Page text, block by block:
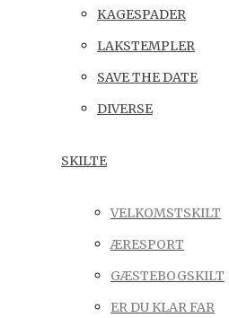
KAGESPADER
LAKSTEMPLER
SAVE THE DATE
DIVERSE
SKILTE
VELKOMSTSKILT
ÆRESPORT
GÆSTEBOGSKILT
ER DU KLAR FAR